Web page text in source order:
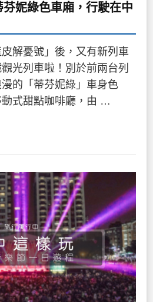
妮綠色車廂，行駛在中
解憂號」後，又有新列車
光列車啦！別於前兩台列
的「蒂芬妮綠」車身色
式甜點咖啡廳，由 …